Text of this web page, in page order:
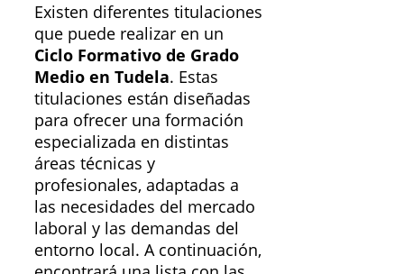
Existen diferentes titulaciones
que puede realizar en un
Ciclo Formativo de Grado
Medio en Tudela. Estas
titulaciones están diseñadas
para ofrecer una formación
especializada en distintas
áreas técnicas y
profesionales, adaptadas a
las necesidades del mercado
laboral y las demandas del
entorno local. A continuación,